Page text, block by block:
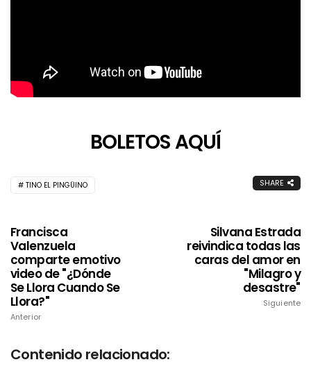
BOLETOS AQUÍ
TINO EL PINGÜINO SHARE
Francisca
Valenzuela
comparte emotivo
video de "¿Dónde
Se Llora Cuando Se
Llora?"
Anterior
Silvana Estrada
reivindica todas las
caras del amor en
"Milagro y
desastre"
Siguiente
Contenido relacionado: